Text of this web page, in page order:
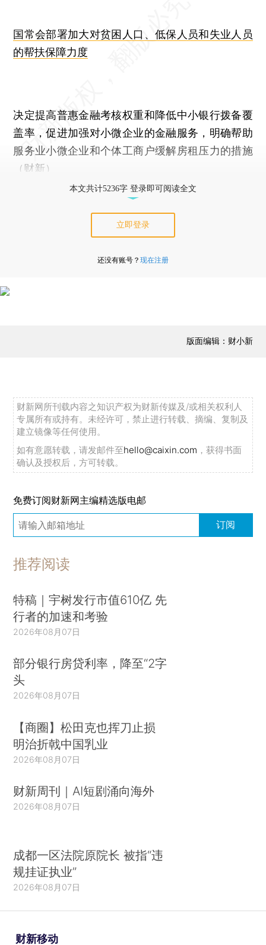
国常会部署加大对贫困人口、低保人员和失业人员
的帮扶保障力度
决定提高普惠金融考核权重和降低中小银行拨备覆
盖率，促进加强对小微企业的金融服务，明确帮助
服务业小微企业和个体工商户缓解房租压力的措施
（财新）
本文共计5236字 登录即可阅读全文
立即登录
还没有账号？ 现在注册
版面编辑：财小新
财新网所刊载内容之知识产权为财新传媒及/或相关权利人
专属所有或持有。未经许可，禁止进行转载、摘编、复制及
建立镜像等任何使用。
如有意愿转载，请发邮件至hello@caixin.com ，获得书面
确认及授权后，方可转载。
免费订阅财新网主编精选版电邮
订阅
推荐阅读
特稿｜宇树发行市值610亿 先
行者的加速和考验
2026年08月07日
部分银行房贷利率，降至“2字
头
2026年08月07日
【商圈】松田克也挥刀止损
明治折戟中国乳业
2026年08月07日
财新周刊｜AI短剧涌向海外
2026年08月07日
成都一区法院原院长 被指“违
规挂证执业”
2026年08月07日
财新移动